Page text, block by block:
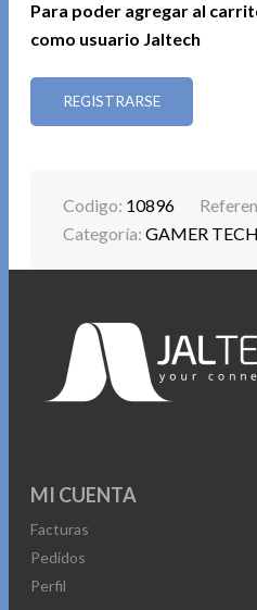
Para poder agregar al
como usuario Jaltech
REGISTRARSE
Codigo: 10896
Categoría:GAMER TECH
MI CUENTA
Facturas
Pedidos
Perfil